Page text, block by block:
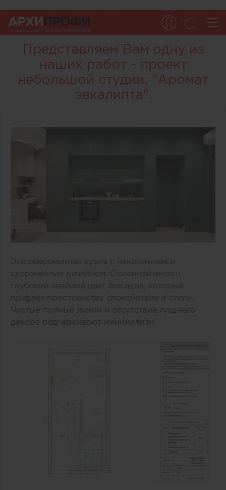
Представляем Вам одну из
наших работ - проект
небольшой студии: "Аромат
эвкалипта".
Это современная кухня с лаконичным и
сдержанным дизайном. Основной акцент —
глубокий зелёный цвет фасадов, который
придаёт пространству спокойствие и стиль.
Чистые прямые линии и отсутствие лишнего
декора подчёркивают минимализм